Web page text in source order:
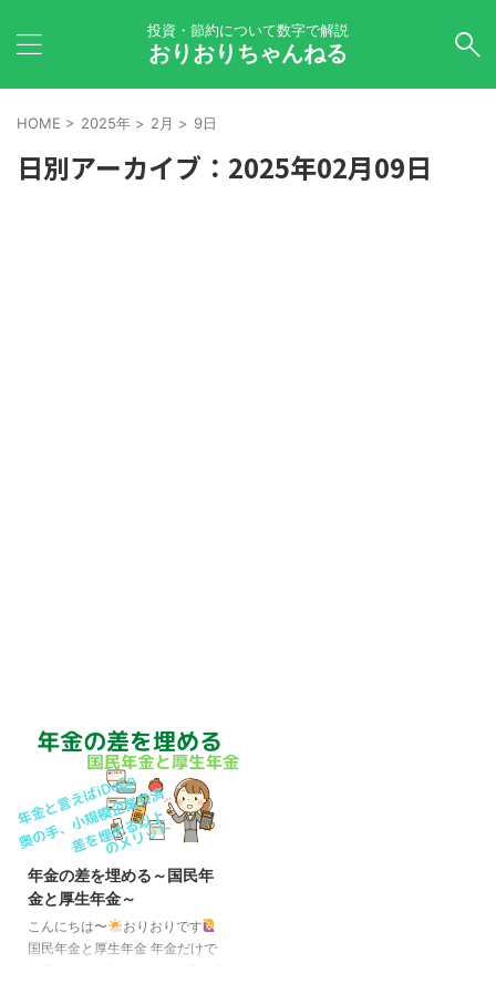
投資・節約について数字で解説
おりおりちゃんねる
HOME > 2025年 > 2月 > 9日
日別アーカイブ：2025年02月09日
年金の差を埋める～国民年
金と厚生年金～
こんにちは〜
おりおりです
国民年金と厚生年金 年金だけで